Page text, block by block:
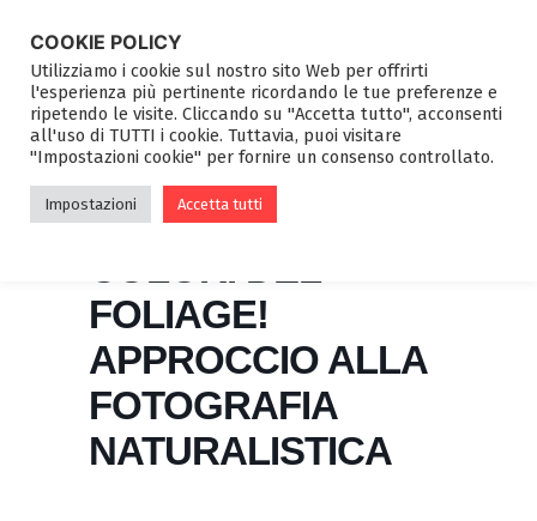
PRIMI SCATTI IN
NATURA – I
FOLIAGE!
APPROCCIO ALLA
FOTOGRAFIA
NATURALISTICA
COOKIE POLICY
Utilizziamo i cookie sul nostro sito Web per offrirti
l'esperienza più pertinente ricordando le tue preferenze e
ripetendo le visite. Cliccando su "Accetta tutto", acconsenti
all'uso di TUTTI i cookie. Tuttavia, puoi visitare
"Impostazioni cookie" per fornire un consenso controllato.
Impostazioni Accetta tutti